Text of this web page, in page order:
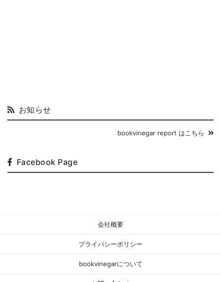
お知らせ
bookvinegar report はこちら
Facebook Page
会社概要
プライバシーポリシー
bookvinegarについて